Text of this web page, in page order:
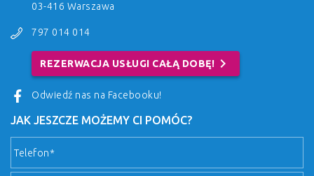
03-416 Warszawa
797 014 014
REZERWACJA USŁUGI CAŁĄ DOBĘ! chevron_right
Odwiedź nas na Facebooku!
JAK JESZCZE MOŻEMY CI POMÓC?